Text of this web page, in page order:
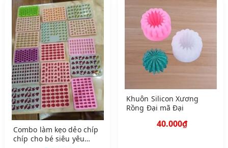
Combo làm kẹo dẻo chíp
chíp cho bé siêu yêu
Khuôn Silicon Xương
Rồng Đại mã Đại
40.000₫